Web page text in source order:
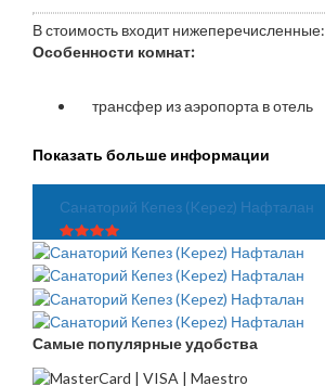
В стоимость входит нижеперечисленные:
Особенности комнат:
трансфер из аэропорта в отель
Показать больше информации
Санаторий Кепез (Kepez) Нафталан
Самые популярные удобства